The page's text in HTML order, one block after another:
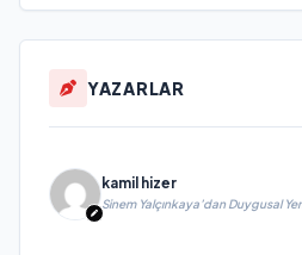
YAZARLAR
kamil hizer
Sinem Yalçınkaya’dan Duygusal